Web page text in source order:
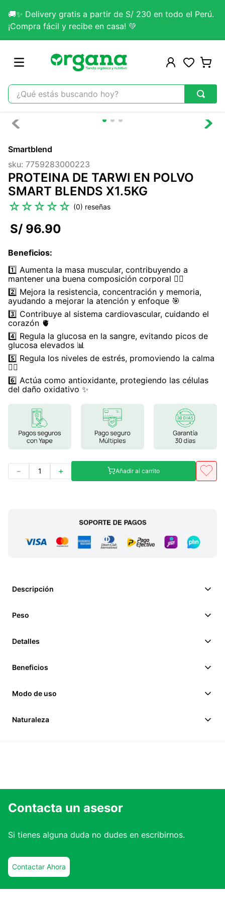
🚚✨ Delivery gratis a partir de S/ 230 en todo el Perú.
¡Compra fácil y recibe en casa! 💚
¿Qué estás buscando hoy?
TÉRMINOS MÁS BUSCADOS
2.
citrato magnesio
3.
colageno
4
kefir
5 .
glicinato magnesio
8.
magnesio
9.
stevia
10. proteina
Smartblend
sku: 7759283000223
PROTEINA DE TARWI EN POLVO
SMART BLENDS X1.5KG
☆☆☆☆☆ (0)
S/ 96.90
Beneficios:
1️⃣ Aumenta la masa muscular, contribuyendo a
mantener una buena composición corporal 🏋️‍♂️
2️⃣ Mejora la resistencia, concentración y memoria,
ayudando a mejorar la atención y enfoque 🎯
3️⃣ Contribuye al sistema cardiovascular, cuidando el
corazón 🫀
4️⃣ Regula la glucosa en la sangre, evitando picos de
glucosa elevados 📊
5️⃣ Regula los niveles de estrés, promoviendo la calma
🧘‍♀️
6️⃣ Actúa como antioxidante, protegiendo las células
del daño oxidativo ✨
＋
－ Añadir al carrito
Descripción
Peso
Detalles
Beneficios
Modo de uso
Naturaleza
Contacta un asesor
Si tienes alguna duda no dudes en escribirnos.
Contactar Ahora